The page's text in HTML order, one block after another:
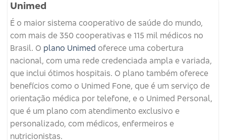
Unimed
É o maior sistema cooperativo de saúde do mundo,
com mais de 350 cooperativas e 115 mil médicos no
Brasil. O plano Unimed oferece uma cobertura
nacional, com uma rede credenciada ampla e variada,
que inclui ótimos hospitais. O plano também oferece
benefícios como o Unimed Fone, que é um serviço de
orientação médica por telefone, e o Unimed Personal,
que é um plano com atendimento exclusivo e
personalizado, com médicos, enfermeiros e
nutricionistas.